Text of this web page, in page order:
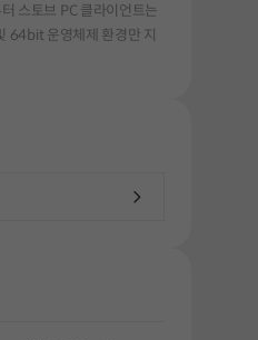
스토브 PC 클라이언트는
64bit 운영체제 환경만 지